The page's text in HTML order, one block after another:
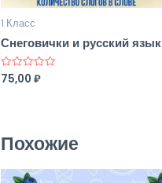
1 Класс
Снеговички и русский язык
Оценка
0
75,00₽
Похожие